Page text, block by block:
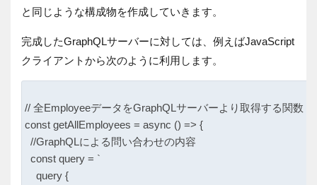
と同じような構成物を作成していきます。
完成したGraphQLサーバーに対しては、例えばJavaScript
クライアントから次のように利用します。
// 全EmployeeデータをGraphQLサーバーより取得する関数
const getAllEmployees = async () => {
  //GraphQLによる問い合わせの内容
  const query = `
    query {